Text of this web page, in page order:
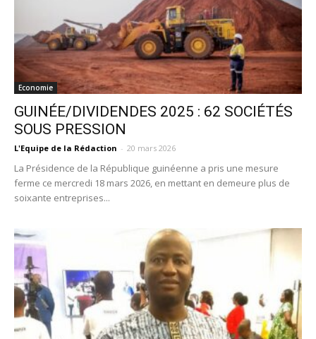
Economie
GUINÉE/DIVIDENDES 2025 : 62 SOCIÉTÉS
SOUS PRESSION
L'Equipe de la Rédaction - 20 mars 2026
La Présidence de la République guinéenne a pris une mesure
ferme ce mercredi 18 mars 2026, en mettant en demeure plus de
soixante entreprises...